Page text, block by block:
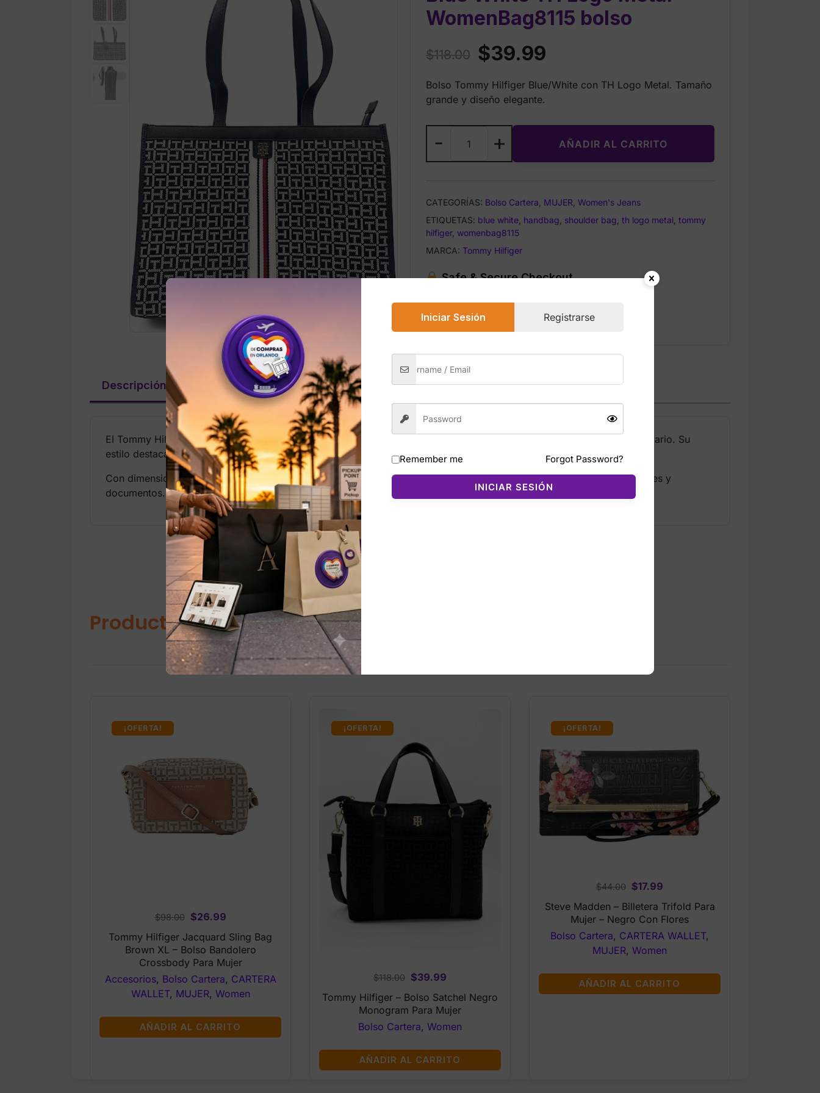
WomenBag8115 bolso
$118.00 Original
was:
$39.99
is:
Bolso Tommy Hilfiger Blue/White con TH Logo Metal. Tamaño
grande y diseño elegante.
-
Hilfiger
Women’s
White
TH
Logo
Metal
bolso
+ AÑADIR AL CARRITO
CATEGORÍAS: Bolso Cartera MUJER Women's Jeans
ETIQUETAS: blue white handbag shoulder bag th logo metal tommy
hilfiger, womenbag8115
MARCA: Tommy Hilfiger
Safe & Secure Checkout
Descripción Valoraciones (0)
El Tommy Hilfiger Women’s Bag en color Blue/White es un bolso de hombro elegante y moderno, diseñado para uso diario. Su
estilo destaca por el icónico TH Logo Metal y un diseño práctico que combina moda y funcionalidad.
Con dimensiones amplias de 40 × 30 × 13 cm, ofrece espacio suficiente para llevar cartera, teléfono, cosméticos, llaves y
documentos. Es un bolso ligero (400 g) y cómodo de llevar, ideal para atuendos casuales o formales.
Productos relacionados
¡OFERTA!
$98.00
Original
was:
$98.00.
$26.99Current
price
is:
$26.99.
Tommy Hilfiger Jacquard Sling Bag
Brown XL – Bolso Bandolero
Crossbody Para Mujer
Accesorios, Bolso Cartera, CARTERA
WALLET, MUJER, Women
AÑADIR AL CARRITO
¡OFERTA!
$118.00 Original
price
was:
$118.00.
$39.99
price
is:
Tommy Hilfiger – Bolso Satchel Negro
Monogram Para Mujer
Bolso Cartera, Women
AÑADIR AL CARRITO
¡OFERTA!
$44.00 Original
price
was:
$44.00.
$17.99
price
is:
$17.99.
Steve Madden – Billetera Trifold Para
Mujer – Negro Con Flores
Bolso Cartera, CARTERA WALLET,
MUJER, Women
AÑADIR AL CARRITO
Iniciar Sesión Registrarse
Remember me Forgot Password?
INICIAR SESIÓN